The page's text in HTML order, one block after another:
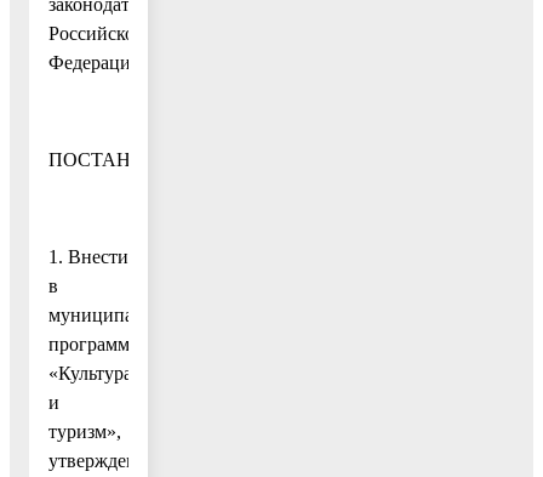
Российской
Федерации,
ПОСТАНОВЛЯЮ:
1. Внести
в
муниципальную
программу
«Культура
и
туризм»,
утвержденную